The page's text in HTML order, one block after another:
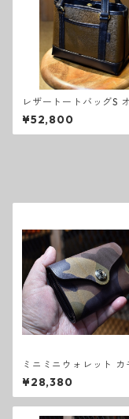
レザートートバッグS
カーキ
¥52,800
ミニミニウォレット カ
¥28,380